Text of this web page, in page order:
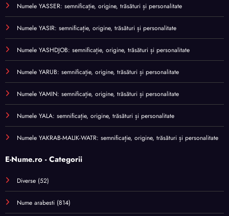
Numele YASSER: semnificație, origine, trăsături și personalitate
Numele YASIR: semnificație, origine, trăsături și personalitate
Numele YASHDJOB: semnificație, origine, trăsături și personalitate
Numele YARUB: semnificație, origine, trăsături și personalitate
Numele YAMIN: semnificație, origine, trăsături și personalitate
Numele YALA: semnificație, origine, trăsături și personalitate
Numele YAKRAB-MALIK-WATR: semnificație, origine, trăsături și personalitate
E-Nume.ro - Categorii
Diverse (52)
Nume arabesti (814)